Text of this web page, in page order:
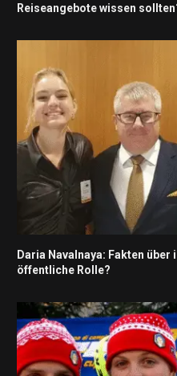
Reiseangebote wissen
Daria Navalnaya: Fakten
öffentliche Rolle?